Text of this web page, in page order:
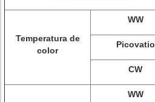
Temperatura de
color
WW
Picovatio
CW
WW